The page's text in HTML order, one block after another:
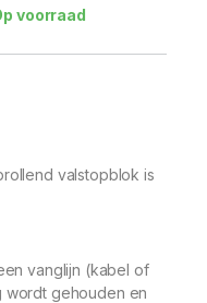
voorraad
valstopblok is
vanglijn (kabel of
wordt gehouden en